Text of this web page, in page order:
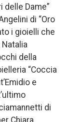
delle Dame”
di “Oro
i gioielli che
della
“Coccia
e
di
Chiara